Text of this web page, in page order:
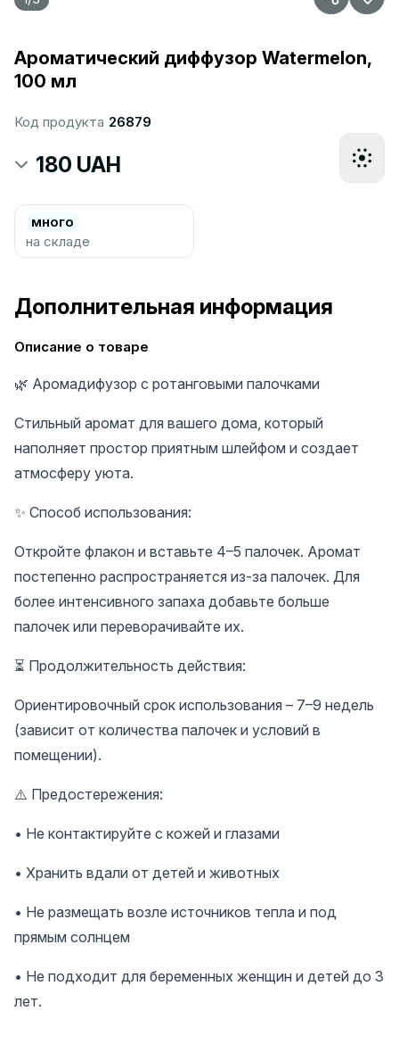
Ароматический диффузор Watermelon,
100 мл
Код продукта 26879
180 UAH
много
на складе
Дополнительная информация
Описание о товаре
🌿 Аромадифузор с ротанговыми палочками
Стильный аромат для вашего дома, который
наполняет простор приятным шлейфом и создает
атмосферу уюта.
✨ Способ использования:
Откройте флакон и вставьте 4–5 палочек. Аромат
постепенно распространяется из-за палочек. Для
более интенсивного запаха добавьте больше
палочек или переворачивайте их.
⏳ Продолжительность действия:
Ориентировочный срок использования – 7–9 недель
(зависит от количества палочек и условий в
помещении).
⚠️ Предостережения:
• Не контактируйте с кожей и глазами
• Хранить вдали от детей и животных
• Не размещать возле источников тепла и под
прямым солнцем
• Не подходит для беременных женщин и детей до 3
лет.